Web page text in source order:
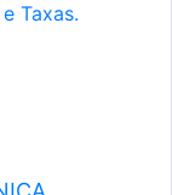
Taxas.